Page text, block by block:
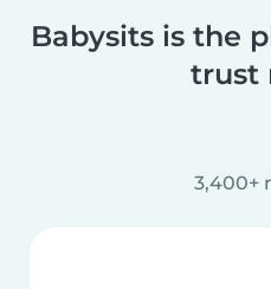
Babysits is the
trust
3,400+